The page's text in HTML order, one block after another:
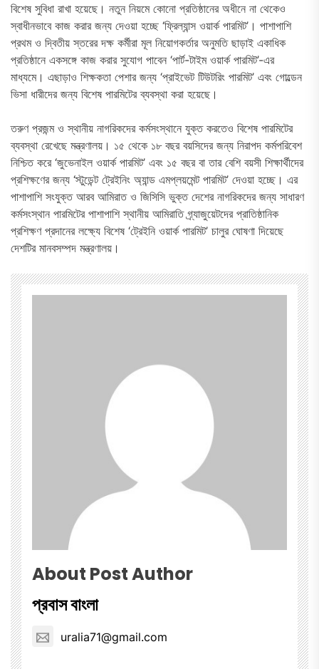
বিশেষ সুবিধা রাখা হয়েছে। নতুন নিয়মে কোনো প্রতিষ্ঠানের অধীনে না থেকেও
স্বাধীনভাবে কাজ করার জন্য দেওয়া হচ্ছে ‘ফ্রিল্যান্স ওয়ার্ক পারমিট’। পাশাপাশি
প্রথম ও দ্বিতীয় স্তরের দক্ষ কর্মীরা মূল নিয়োগকর্তার অনুমতি ছাড়াই একাধিক
প্রতিষ্ঠানে একসঙ্গে কাজ করার সুযোগ পাবেন ‘পার্ট-টাইম ওয়ার্ক পারমিট’-এর
মাধ্যমে। এছাড়াও শিক্ষকতা পেশার জন্য ‘প্রাইভেট টিউটরিং পারমিট’ এবং গোল্ডেন
ভিসা ধারীদের জন্য বিশেষ পারমিটের ব্যবস্থা করা হয়েছে।
তরুণ প্রজন্ম ও স্থানীয় নাগরিকদের কর্মসংস্থানে যুক্ত করতেও বিশেষ পারমিটের
ব্যবস্থা রেখেছে মন্ত্রণালয়। ১৫ থেকে ১৮ বছর বয়সিদের জন্য নিরাপদ কর্মপরিবেশ
নিশ্চিত করে ‘জুভেনাইল ওয়ার্ক পারমিট’ এবং ১৫ বছর বা তার বেশি বয়সী শিক্ষার্থীদের
প্রশিক্ষণের জন্য ‘স্টুডেন্ট ট্রেইনিং অ্যান্ড এমপ্লয়মেন্ট পারমিট’ দেওয়া হচ্ছে। এর
পাশাপাশি সংযুক্ত আরব আমিরাত ও জিসিসি ভুক্ত দেশের নাগরিকদের জন্য সাধারণ
কর্মসংস্থান পারমিটের পাশাপাশি স্থানীয় আমিরাতি গ্র্যাজুয়েটদের প্রাতিষ্ঠানিক
প্রশিক্ষণ প্রদানের লক্ষ্যে বিশেষ ‘ট্রেইনি ওয়ার্ক পারমিট’ চালুর ঘোষণা দিয়েছে
দেশটির মানবসম্পদ মন্ত্রণালয়।
About Post Author
প্রবাস বাংলা
uralia71@gmail.com